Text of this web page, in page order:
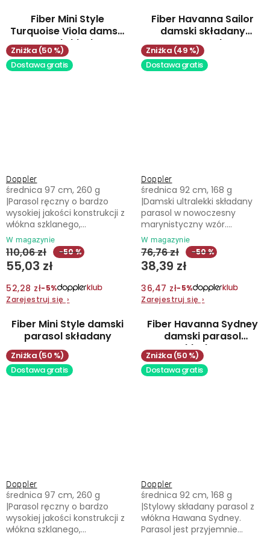
Fiber Mini Style
Turquoise Viola damski
parasol składany
(50 %)
Dostawa gratis
Doppler
W magazynie
55,03 zł
110,06 zł −50 %
52,28 zł−5%
Zarejestruj się ›
średnica 97 cm, 260 g
|Parasol ręczny o bardzo
wysokiej jakości konstrukcji z
włókna szklanego,...
Fiber Havanna Sailor
damski składany
parasol
(49 %)
Dostawa gratis
Doppler
W magazynie
38,39 zł
76,76 zł −50 %
36,47 zł−5%
Zarejestruj się ›
średnica 92 cm, 168 g
|Damski ultralekki składany
parasol w nowoczesny
marynistyczny wzór....
Fiber Mini Style damski
parasol składany
(50 %)
Dostawa gratis
Doppler
średnica 97 cm, 260 g
|Parasol ręczny o bardzo
wysokiej jakości konstrukcji z
włókna szklanego,...
Fiber Havanna Sydney
damski parasol
składany
(50 %)
Dostawa gratis
Doppler
średnica 92 cm, 168 g
|Stylowy składany parasol z
włókna Hawana Sydney.
Parasol jest przyjemnie...